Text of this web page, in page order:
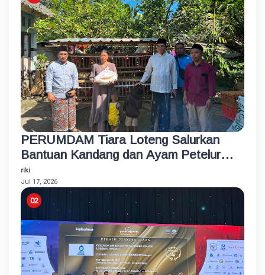
PERUMDAM Tiara Loteng Salurkan
Bantuan Kandang dan Ayam Petelur
Rumahan untuk Santri Korban
Kebakaran
riki
Jul 17, 2026